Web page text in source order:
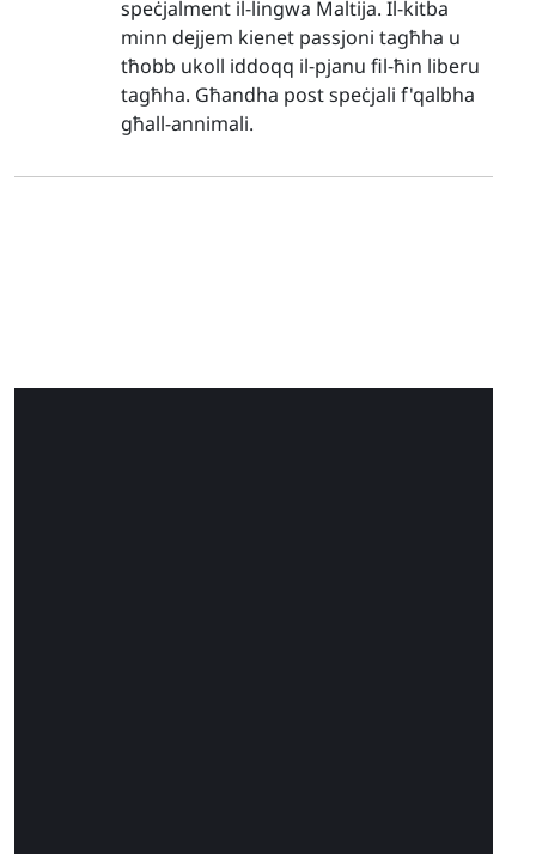
speċjalment il-lingwa Maltija. Il-kitba
minn dejjem kienet passjoni tagħha u
tħobb ukoll iddoqq il-pjanu fil-ħin liberu
tagħha. Għandha post speċjali f'qalbha
għall-annimali.